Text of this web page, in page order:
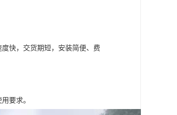
快，交货期短，安装简便、费
要求。